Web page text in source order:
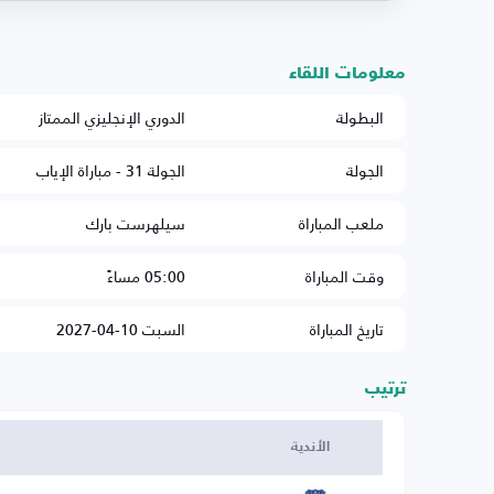
معلومات اللقاء
البطولة
الدوري الإنجليزي الممتاز
الجولة
الجولة 31 - مباراة الإياب
ملعب المباراة
سيلهرست بارك
وقت المباراة
05:00 مساءً
تاريخ المباراة
السبت 10-04-2027
ترتيب
الأندية